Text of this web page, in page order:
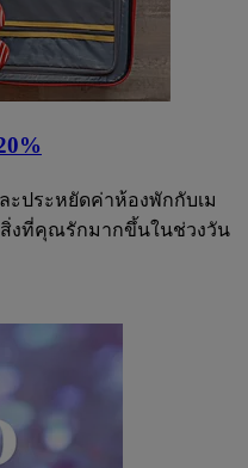
ะประหยัดค่าห้องพักกับเม
สิ่งที่คุณรักมากขึ้นในช่วงวัน